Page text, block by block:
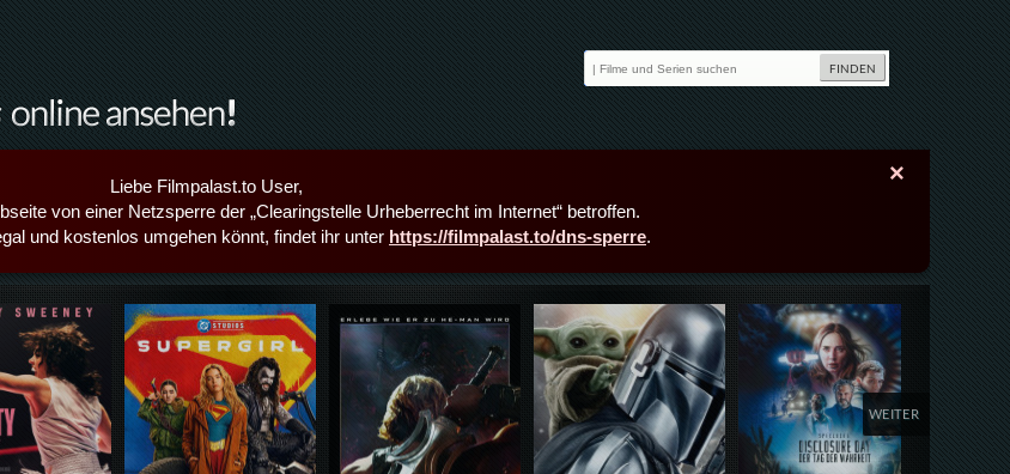
×
Liebe Filmpalast.to User,
von einer Netzsperre der „Clearingstelle Urheberrecht im Internet“ betroffen.
und kostenlos umgehen könnt, findet ihr unter https://filmpalast.to/dns-sperre.
Details,Play Details,Play Details,Play Details,Play
WEITER